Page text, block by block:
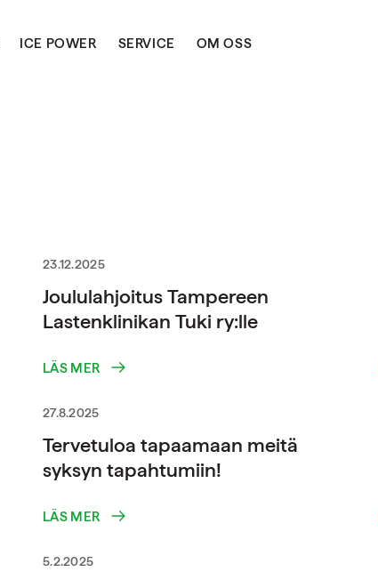
ICE POWER SERVICE OM OSS
23.12.2025
Joululahjoitus Tampereen
Lastenklinikan Tuki ry:lle
LÄS MER
27.8.2025
Tervetuloa tapaamaan meitä
syksyn tapahtumiin!
LÄS MER
5.2.2025